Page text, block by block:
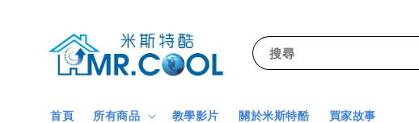
搜尋
首頁 所有商品 教學影片 關於米斯特酷 買家故事